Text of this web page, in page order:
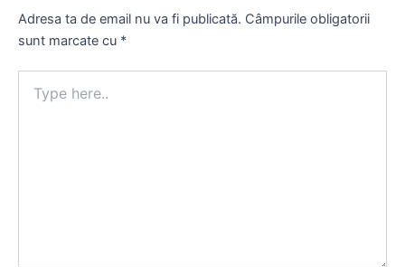
Adresa ta de email nu va fi publicată. Câmpurile obligatorii
sunt marcate cu *
here..